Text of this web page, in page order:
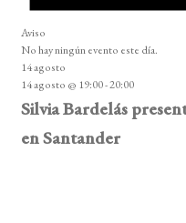
Aviso
No hay ningún evento este día.
14 agosto
14 agosto @ 19:00-20:00
Silvia Bardelás
en Santander